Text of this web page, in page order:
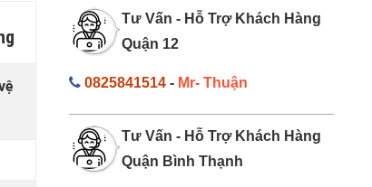
Tư Vấn - Hỗ Trợ Khách Hàng
Quận 12
0825841514- Mr- Thuận
Tư Vấn - Hỗ Trợ Khách Hàng
Quận Bình Thạnh